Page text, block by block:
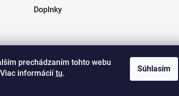
prechádzaním tohto webu
informáciítu. Súhlasím
Doplnky